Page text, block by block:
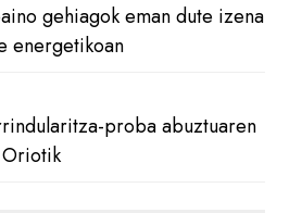
gehiagok eman dute izena
energetikoan
proba abuztuaren
Oriotik